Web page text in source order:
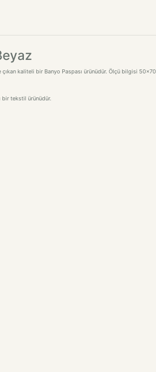
kaliteli bir Banyo Paspası ürünüdür. Ölçü bilgisi 50x70
bir tekstil ürünüdür.